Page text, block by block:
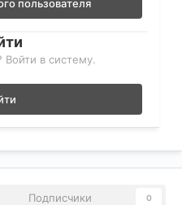
пользователя
Войти в систему.
Подписчики 0